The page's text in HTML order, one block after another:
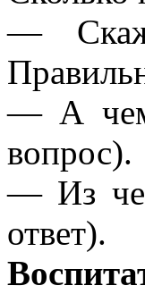
—
— А чем
вопрос).
— Из
ответ).